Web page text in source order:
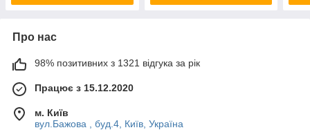
Про нас
98% позитивних з 1321 відгука за рік
Працює з 15.12.2020
м. Київ
вул.Бажова , буд.4, Київ, Україна